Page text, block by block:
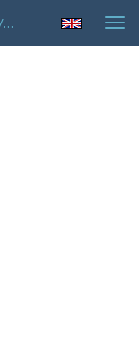
Gabriella Cleuren - Adresgegevens